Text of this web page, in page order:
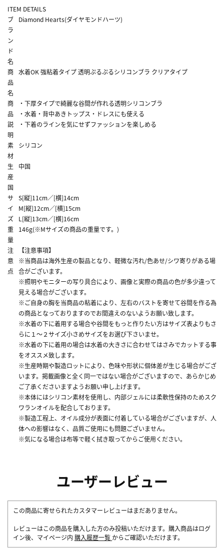
ITEM DETAILS
ブ
ラ
ン
ド
名
Diamond Hearts(ダイヤモンドハーツ)
商
品
名
水着OK 強粘着タイプ 透明ぷるぷるシリコンブラ クリアタイプ
商
品
説
明
・下厚タイプで綺麗な谷間が作れる透明シリコンブラ
・水着・背中あきトップス・ドレスにも使える
・下着のラインを気にせずファッションを楽しめる
素
材
シリコン
生
産
国
中国
サ
イ
ズ
S[縦]11cm／[横]14cm
M[縦]12cm／[横]15cm
L[縦]13cm／[横]16cm
重
量
146g(※Mサイズの商品の重量です。)
注
意
点
【注意事項】
※当商品は海外生産の製品となり、軽微な汚れ/色あせ/シワ寄りがある場
合がございます。
※照明やモニターの写り具合により、画像と実際の商品の色が多少違って
見える場合がございます。
※ご自身の胸を当商品の粘着により、左右のバストを寄せて谷間を作る為
の商品となっておりますのでお間違えのないようお願い致します。
※水着の下に着用する場合や谷間をもっと作りたい方はサイズ表よりもさ
らに１～２サイズ小さめサイズをお選び下さいませ。
※水着の下に着用の場合は水着の大きさに合わせてはさみでカットする事
をオススメ致します。
※生産時期や製造ロットにより、色味や形状に個体差が生じる場合がござ
います。掲載画像と全く同一ではない場合がございますので、あらかじめ
ご了承くださいますようお願い申し上げます。
※本体にはシリコン素材を使用し、内部ジェルには柔軟性保持のためスク
ワランオイルを配合しております。
※製造工程上、オイル成分が表面に付着している場合がございますが、人
体への影響はなく、品質ご使用にも問題ございません。
※気になる場合は布等で軽く拭き取ってからご使用ください。
ユーザーレビュー
この商品に寄せられたカスタマーレビューはまだありません。
レビューはこの商品を購入した方のみ投稿いただけます。購入商品はログ
イン後、マイページ内 購入履歴一覧 からご確認いただけます。